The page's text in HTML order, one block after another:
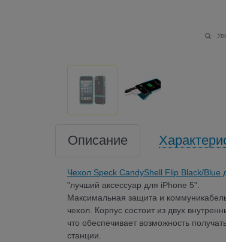
Описание
Чехол Speck CandyShell Flip Black/Blue
"лучший аксессуар для iPhone 5".
Максимальная защита и
чехол. Корпус состоит из двух
что обеспечивает возможность
станции.